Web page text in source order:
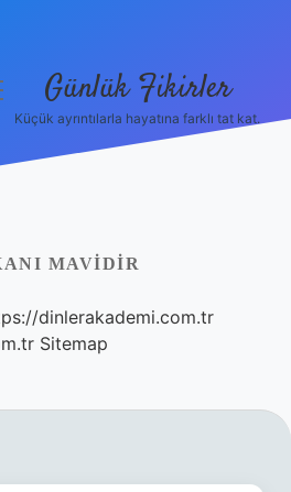
Günlük Fikirler
Küçük ayrıntılarla hayatına farklı tat kat.
MAVIDIR
dinlerakademi.com.tr
Sitemap